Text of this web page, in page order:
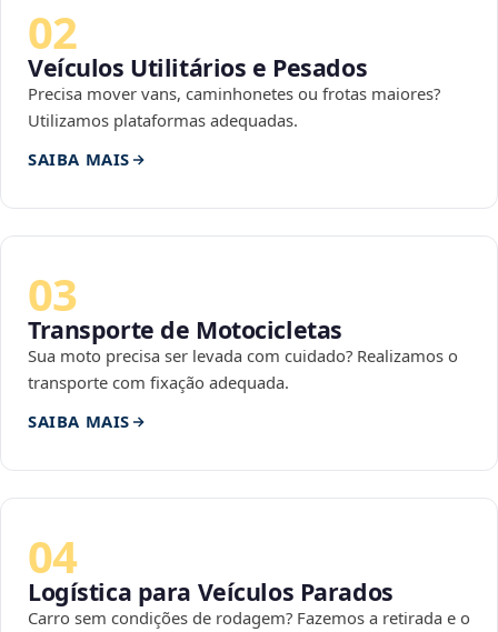
02
Veículos Utilitários e Pesados
Precisa mover vans, caminhonetes ou frotas maiores?
Utilizamos plataformas adequadas.
SAIBA MAIS
03
Transporte de Motocicletas
Sua moto precisa ser levada com cuidado? Realizamos o
transporte com fixação adequada.
SAIBA MAIS
04
Logística para Veículos Parados
Carro sem condições de rodagem? Fazemos a retirada e o